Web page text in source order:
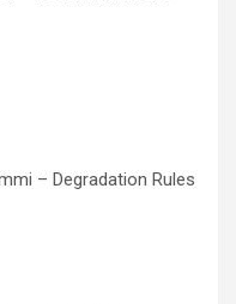
– Degradation Rules